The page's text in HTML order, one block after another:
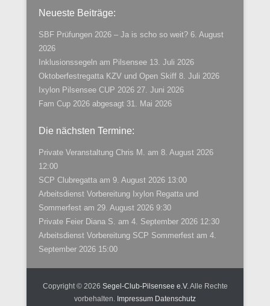
Neueste Beiträge:
SBF Prüfungen 2026 – Ja is scho so weit? 6. August
2026
Inklusionssegeln am Pilsensee 13. Juli 2026
Oktoberfestregatta KZV und Open Skiff 8. Juli 2026
Ixylon Pilsensee CUP 2026 27. Juni 2026
Fam Cup 2026 abgesagt 31. Mai 2026
Die nächsten Termine:
Private Veranstaltung Chris M.
am 8. August 2026
12:00
SCP Clubregatta am 9. August 2026 13:00
Arbeitsdienst Vorbereitung Ixylon Regatta und
Sommerfest am 29. August 2026 9:30
Private Feier Diana S. am 4. September 2026 12:30
Arbeitsdienst Vorbereitung SCP Sommerfest am 4.
September 2026 15:00
Copyright © 2026 Segel-Club-Pilsensee e.V.Alle Rechte
vorbehalten. Impressum Datenschutz